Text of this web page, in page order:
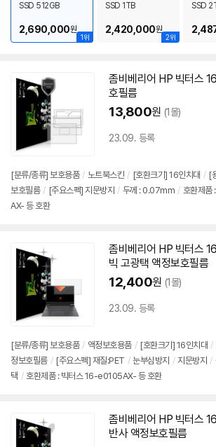
1위
SSD 512GB
2,690,000원
2위
SSD 1TB
2,420,000원
SSD
좀비베리어 HP 빅터스
호필름
13,800원 (1몰)
23.09. 등록
[분류/종류] 보호용품 / 노트북스킨 / [호환크기] 16인치대 / [
보호필름 / [주요스펙] 지문방지 / 두께 : 0.07mm / 호환제
AX- 등 호환
좀비베리어 HP 빅터스
빅 고광택 액정보호필름
12,400원 (1몰)
23.09. 등록
[분류/종류] 보호용품 / 액정보호용품 / [호환크기] 16인치대 /
정보호필름 / [주요스펙] 재질:PET / 눈부심방지 / 지문방지 /
택 / 호환제품 : 빅터스 16-e0105AX- 등 호환
좀비베리어 HP 빅터스
반사 액정보호필름